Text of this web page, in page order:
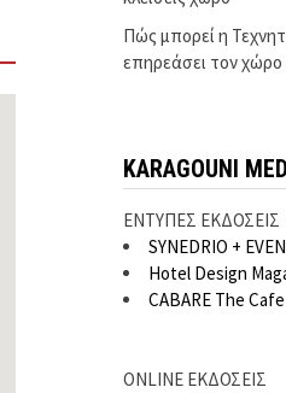
Πώς μπορεί η
επηρεάσει τον
KARAGOUNI
ΕΝΤΥΠΕΣ ΕΚΔΟΣΕΙΣ
SYNEDRIO +
Hotel Design
CABARE The
ONLINE ΕΚΔΟΣΕΙΣ